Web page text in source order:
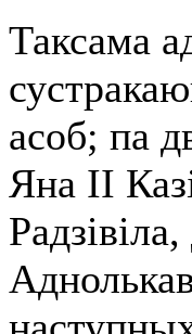
Таксама
асоб; па
Яна ІІ